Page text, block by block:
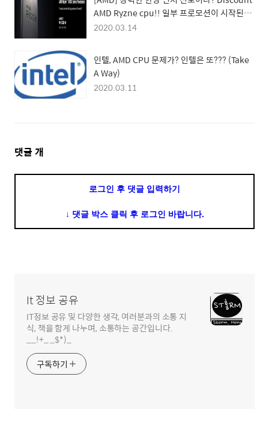
AMD Ryzne cpu!! 일부 프로모션이 시작된
다.!!
2020.03.14
인텔, AMD CPU 문제가? 인텔은 또??? (Take
A Way)
2020.03.11
댓
댓글 개
로그인 후 댓글 입력하기
↓ 댓글 박스 클릭 후 로그인 바랍니다.
It 정보 공유
IT정보 공유 및 다양한 생각, 여러분과의 소통 지
식, 책을 함게 나누며, 소통하는 공간입니다.
__!+_ _$*)_
구독하기